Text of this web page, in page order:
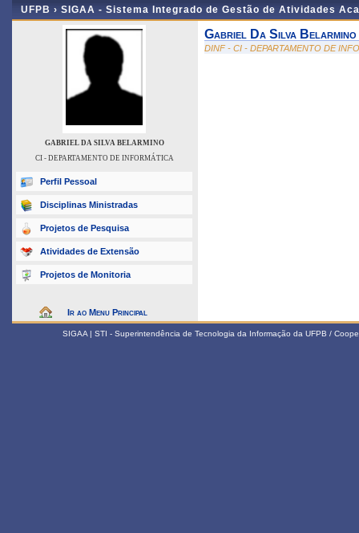
UFPB › SIGAA - Sistema Integrado de Gestão de Atividades
GABRIEL DA SILVA BELARMINO
CI - DEPARTAMENTO DE INFORMÁTICA
Perfil Pessoal
Disciplinas Ministradas
Projetos de Pesquisa
Atividades de Extensão
Projetos de Monitoria
Ir ao Menu Principal
Gabriel Da Silva Belarmino
DINF - CI - DEPARTAMENTO DE
SIGAA | STI - Superintendência de Tecnologia da Informação da UFPB /